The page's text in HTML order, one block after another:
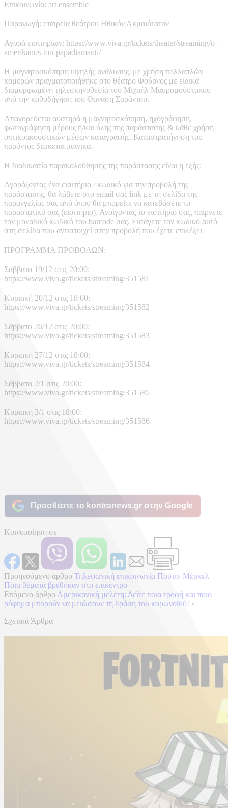
Επικοινωνία: art ensemble
Παραγωγή: εταιρεία θεάτρου Ηθικόν Ακμαιότατον
Αγορά εισιτηρίων: https://www.viva.gr/tickets/theater/streaming/o-
amerikanos-tou-papadiamanti/
Η μαγνητοσκόπηση υψηλής ανάλυσης, με χρήση πολλαπλών
καμερών πραγματοποιήθηκε στο θέατρο Φούρνος με ειδικά
διαμορφωμένη τηλεσκηνοθεσία του Μιχαήλ Μαυρομούστακου
υπό την καθοδήγηση του Θανάση Σαράντου.
Απαγορεύεται αυστηρά η μαγνητοσκόπηση, ηχογράφηση,
φωτογράφηση μέρους ή/και όλης της παράστασης & κάθε χρήση
οπτικοακουστικών μέσων καταγραφής. Καταστρατήγηση του
παρόντος διώκεται ποινικά.
Η διαδικασία παρακολούθησης της παράστασης είναι η εξής:
Αγοράζοντας ένα εισιτήριο / κωδικό για την προβολή της
παράστασης, θα λάβετε στο email σας link με τη σελίδα της
παραγγελίας σας από όπου θα μπορείτε να κατεβάσετε το
παραστατικό σας (εισιτήριο). Ανοίγοντας το εισιτήριό σας, παίρνετε
τον μοναδικό κωδικό του barcode σας. Εισάγετε τον κωδικό αυτό
στη σελίδα που αντιστοιχεί στην προβολή που έχετε επιλέξει
ΠΡΟΓΡΑΜΜΑ ΠΡΟΒΟΛΩΝ:
Σάββατο 19/12 στις 20:00:
https://www.viva.gr/tickets/streaming/351581
Κυριακή 20/12 στις 18:00:
https://www.viva.gr/tickets/streaming/351582
Σάββατο 26/12 στις 20:00:
https://www.viva.gr/tickets/streaming/351583
Κυριακή 27/12 στις 18:00:
https://www.viva.gr/tickets/streaming/351584
Σάββατο 2/1 στις 20:00:
https://www.viva.gr/tickets/streaming/351585
Κυριακή 3/1 στις 18:00:
https://www.viva.gr/tickets/streaming/351586
Προσθέστε το kontranews.gr στην Google
Κοινοποίηση σε
Προηγούμενο άρθρο Τηλεφωνική επικοινωνία Πούτιν-Μέρκελ –
Ποια θέματα βρέθηκαν στο επίκεντρο
Επόμενο άρθρο Αμερικανική μελέτη: Δείτε ποια τροφή και ποιο
ρόφημα μπορούν να μειώσουν τη δράση του κορωνοϊού! »
Σχετικά Άρθρα